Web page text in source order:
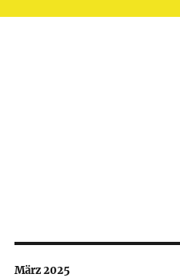
März 2025